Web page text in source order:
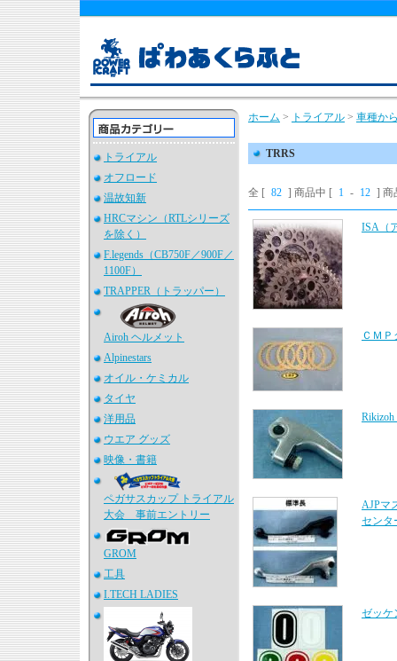
トライアル
オフロード
温故知新
HRCマシン（RTLシリーズ
を除く）
F.legends（CB750F／900F／
1100F）
TRAPPER（トラッパー）
Airoh ヘルメット
Alpinestars
オイル・ケミカル
タイヤ
洋用品
ウエア グッズ
映像・書籍
ペガサスカップ トライアル
大会 事前エントリー
GROM
工具
I.TECH LADIES
ホーム > トライアル > 車種か
TRRS
全 [ 82 ] 商品中 [ 1 - 12 ] 商
ISA（
ＣＭ
AJPマ
センタ
ゼッケ